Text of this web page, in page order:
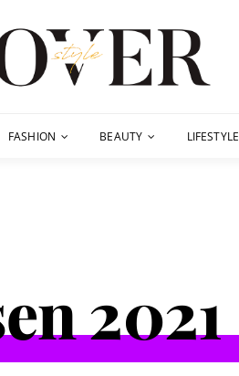
FASHION BEAUTY LIFESTYLE
2021